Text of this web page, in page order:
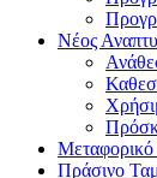
Νέος
Πράσινο